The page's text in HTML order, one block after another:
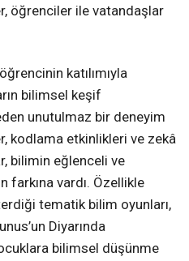
öğrenciler ile vatandaşlar
katılımıyla
bilimsel keşif
unutulmaz bir deneyim
kodlama etkinlikleri ve zekâ
bilimin eğlenceli ve
farkına vardı. Özellikle
tematik bilim oyunları,
Diyarında
bilimsel düşünme